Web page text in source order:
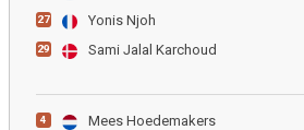
27 Yonis Njoh
29 Sami Jalal Karchoud
4 Mees Hoedemakers